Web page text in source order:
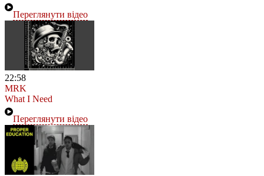
Переглянути відео
22:58
MRK
What I Need
Переглянути відео